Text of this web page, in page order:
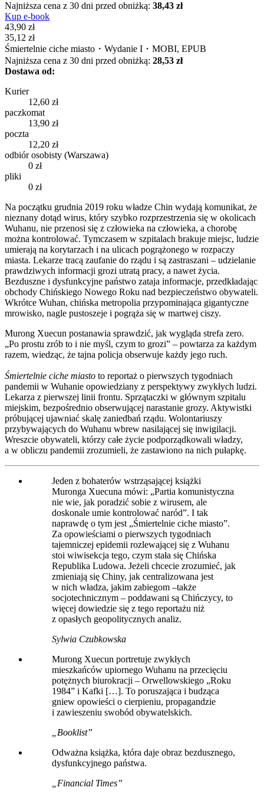
Najniższa cena z 30 dni przed obniżką: 38,43 zł
Kup e-book
43,90 zł
35,12 zł
Śmiertelnie ciche miasto・Wydanie I・MOBI, EPUB
Najniższa cena z 30 dni przed obniżką: 28,53 zł
Dostawa od:
Kurier
12,60 zł
paczkomat
13,90 zł
poczta
12,20 zł
odbiór osobisty (Warszawa)
0 zł
pliki
0 zł
Na początku grudnia 2019 roku władze Chin wydają komunikat, że
nieznany dotąd wirus, który szybko rozprzestrzenia się w okolicach
Wuhanu, nie przenosi się z człowieka na człowieka, a chorobę
można kontrolować. Tymczasem w szpitalach brakuje miejsc, ludzie
umierają na korytarzach i na ulicach pogrążonego w rozpaczy
miasta. Lekarze tracą zaufanie do rządu i są zastraszani – udzielanie
prawdziwych informacji grozi utratą pracy, a nawet życia.
Bezduszne i dysfunkcyjne państwo zataja informacje, przedkładając
obchody Chińskiego Nowego Roku nad bezpieczeństwo obywateli.
Wkrótce Wuhan, chińska metropolia przypominająca gigantyczne
mrowisko, nagle pustoszeje i pogrąża się w martwej ciszy.
Murong Xuecun postanawia sprawdzić, jak wygląda strefa zero.
„Po prostu zrób to i nie myśl, czym to grozi” – powtarza za każdym
razem, wiedząc, że tajna policja obserwuje każdy jego ruch.
Śmiertelnie ciche miasto to reportaż o pierwszych tygodniach
pandemii w Wuhanie opowiedziany z perspektywy zwykłych ludzi.
Lekarza z pierwszej linii frontu. Sprzątaczki w głównym szpitalu
miejskim, bezpośrednio obserwującej narastanie grozy. Aktywistki
próbującej ujawniać skalę zaniedbań rządu. Wolontariuszy
przybywających do Wuhanu wbrew nasilającej się inwigilacji.
Wreszcie obywateli, którzy całe życie podporządkowali władzy,
a w obliczu pandemii zrozumieli, że zastawiono na nich pułapkę.
Jeden z bohaterów wstrząsającej książki
Muronga Xuecuna mówi: „Partia komunistyczna
nie wie, jak poradzić sobie z wirusem, ale
doskonale umie kontrolować naród”. I tak
naprawdę o tym jest „Śmiertelnie ciche miasto”.
Za opowieściami o pierwszych tygodniach
tajemniczej epidemii rozlewającej się z Wuhanu
stoi wiwisekcja tego, czym stała się Chińska
Republika Ludowa. Jeżeli chcecie zrozumieć, jak
zmieniają się Chiny, jak centralizowana jest
w nich władza, jakim zabiegom –także
socjotechnicznym – poddawani są Chińczycy, to
więcej dowiedzie się z tego reportażu niż
z opasłych geopolitycznych analiz.
Sylwia Czubkowska
Murong Xuecun portretuje zwykłych
mieszkańców upiornego Wuhanu na przecięciu
potężnych biurokracji – Orwellowskiego „Roku
1984” i Kafki […]. To poruszająca i budząca
gniew opowieści o cierpieniu, propagandzie
i zawieszeniu swobód obywatelskich.
„Booklist”
Odważna książka, która daje obraz bezdusznego,
dysfunkcyjnego państwa.
„Financial Times”